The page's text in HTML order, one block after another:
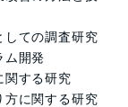
しての調査研究
ム開発
関する研究
方に関する研究